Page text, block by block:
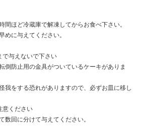
間ほど冷蔵庫で解凍してからお食べ下さい。
めに与えてください。
で与えないで下さい
倒防止用の金具がついているケーキがありま
我をする恐れがありますので、必ずお皿に移し
意ください
数回に分けて与えてください。